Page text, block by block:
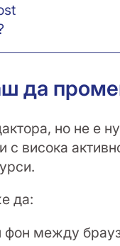
да
но не е
с висока
да:
фон между